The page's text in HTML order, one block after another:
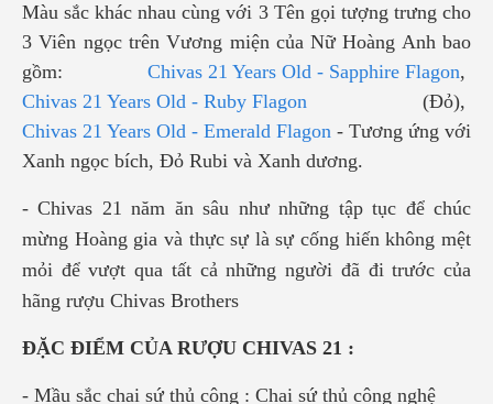
Màu sắc khác nhau cùng với 3 Tên gọi tượng trưng cho
3 Viên ngọc trên Vương miện của Nữ Hoàng Anh bao
gồm: Chivas 21 Years Old - Sapphire Flagon,
Chivas 21 Years Old - Ruby Flagon (Đỏ),
Chivas 21 Years Old - Emerald Flagon - Tương ứng với
Xanh ngọc bích, Đỏ Rubi và Xanh dương.
- Chivas 21 năm ăn sâu như những tập tục để chúc
mừng Hoàng gia và thực sự là sự cống hiến không mệt
mỏi để vượt qua tất cả những người đã đi trước của
hãng rượu Chivas Brothers
ĐẶC ĐIỂM CỦA RƯỢU CHIVAS 21 :
- Mầu sắc chai sứ thủ công : Chai sứ thủ công nghệ